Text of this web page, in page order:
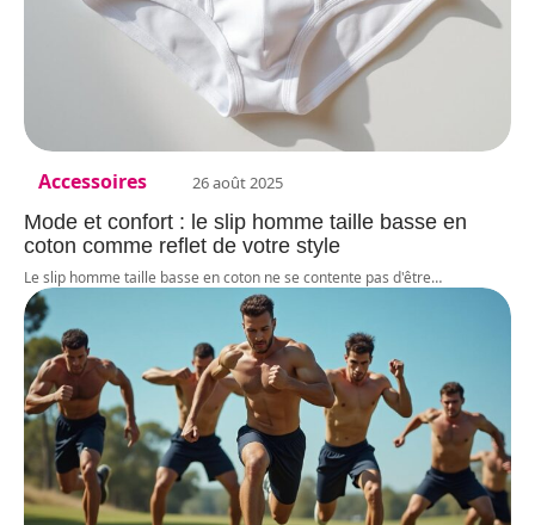
Accessoires 26 août 2025
Mode et confort : le slip homme taille basse en
coton comme reflet de votre style
Le slip homme taille basse en coton ne se contente pas d'être…